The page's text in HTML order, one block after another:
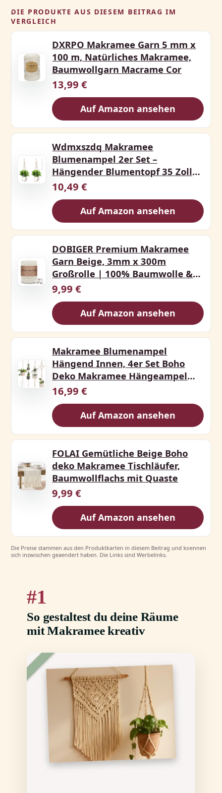
DIE PRODUKTE AUS DIESEM BEITRAG IM
VERGLEICH
DXRPO Makramee Garn 5 mm x
100 m, Natürliches Makramee,
Baumwollgarn Macrame Cor
13,99 €
Auf Amazon ansehen
Wdmxszdq Makramee
Blumenampel 2er Set –
Hängender Blumentopf 35 Zoll
aus Baumwol
10,49 €
Auf Amazon ansehen
DOBIGER Premium Makramee
Garn Beige, 3mm x 300m
Großrolle | 100% Baumwolle &
Ung
9,99 €
Auf Amazon ansehen
Makramee Blumenampel
Hängend Innen, 4er Set Boho
Deko Makramee Hängeampel
mit Ha
16,99 €
Auf Amazon ansehen
FOLAI Gemütliche Beige Boho
deko Makramee Tischläufer,
Baumwollflachs mit Quaste
9,99 €
Auf Amazon ansehen
Die Preise stammen aus den Produktkarten in diesem Beitrag und koennen
sich inzwischen geaendert haben. Die Links sind Werbelinks.
1
So gestaltest du deine Räume
mit Makramee kreativ